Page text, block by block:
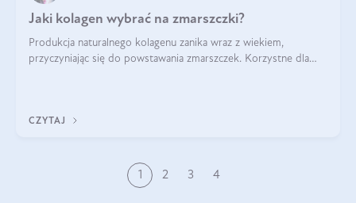
Jaki kolagen wybrać na zmarszczki?
Produkcja naturalnego kolagenu zanika wraz z wiekiem,
przyczyniając się do powstawania zmarszczek. Korzystne dla
CZYTAJ
1 2 3 4